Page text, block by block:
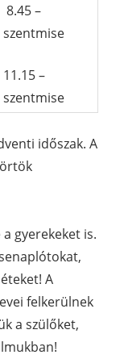
8.45 –
szentmise
11.15 –
szentmise
időszak. A
gyerekeket is.
A
felkerülnek
a szülőket,